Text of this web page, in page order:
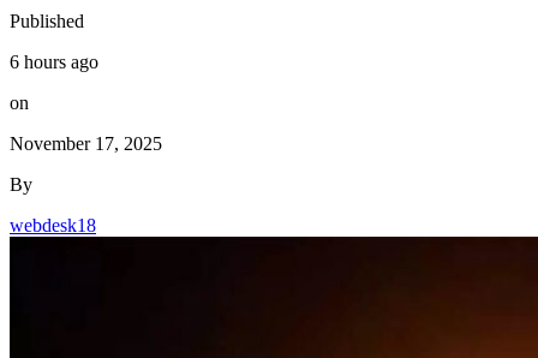
Published
6 hours ago
on
November 17, 2025
By
webdesk18